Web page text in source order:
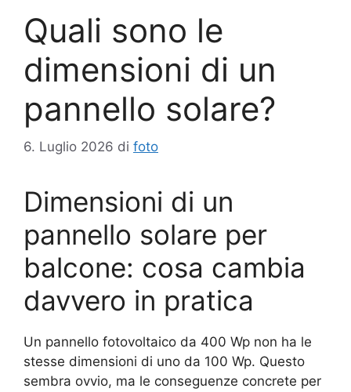
Quali sono le
dimensioni di un
pannello solare?
6. Luglio 2026 di foto
Dimensioni di un
pannello solare per
balcone: cosa cambia
davvero in pratica
Un pannello fotovoltaico da 400 Wp non ha le
stesse dimensioni di uno da 100 Wp. Questo
sembra ovvio, ma le conseguenze concrete per